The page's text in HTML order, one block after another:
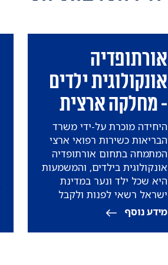
אורתופדיה
אונקולוגית ילדים
- מחלקה ארצית
היחידה מוכרת על-ידי משרד
הבריאות כשירות רפואי ארצי
המתמחה בתחום אורתופדיה
אונקולוגית בילדים, והמשמעות
היא שכל ילד ונער במדינת
ישראל רשאי לפנות ולקבל
טיפול במחלקה, ללא קשר
למקום מגורים או שייכות
לקופת חולים.
מידע נוסף